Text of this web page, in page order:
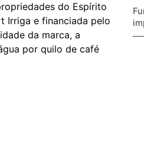
do Espírito
Irriga e financiada pelo
da marca, a
por quilo de café